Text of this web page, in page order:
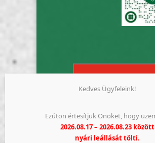
▼ GYÁRTÁSI
Kedves Ügyfeleink!
Ezúton értesítjük Önöket, hogy
2026.08.17 – 2026.08.23 között
nyári leállását tölti.